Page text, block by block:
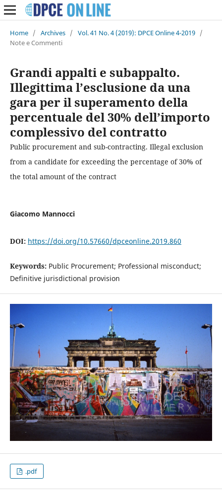
Home / Archives / Vol. 41 No. 4 (2019): DPCE Online 4-2019 /
Note e Commenti
Grandi appalti e subappalto.
Illegittima l’esclusione da una
gara per il superamento della
percentuale del 30% dell’importo
complessivo del contratto
Public procurement and sub-contracting. Illegal exclusion
from a candidate for exceeding the percentage of 30% of
the total amount of the contract
Giacomo Mannocci
DOI: https://doi.org/10.57660/dpceonline.2019.860
Keywords: Public Procurement; Professional misconduct;
Definitive jurisdictional provision
.pdf